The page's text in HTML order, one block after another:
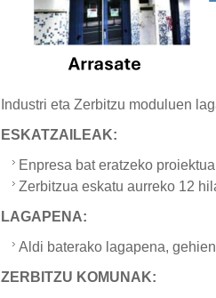
Industri eta Zerbitzu moduluen
ESKATZAILEAK:
Enpresa bat eratzeko
Zerbitzua eskatu aurreko 12
LAGAPENA:
Aldi baterako lagapena,
ZERBITZU KOMUNAK: